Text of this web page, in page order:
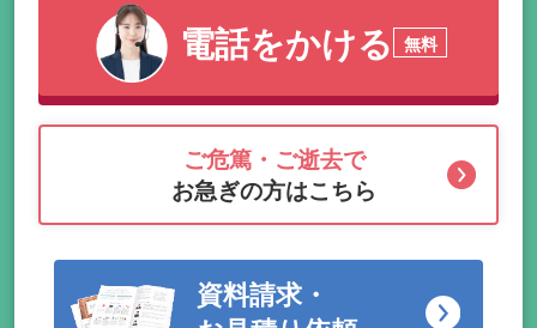
電話をかける 無料
ご危篤・ご逝去で
お急ぎの方はこちら
資料請求・